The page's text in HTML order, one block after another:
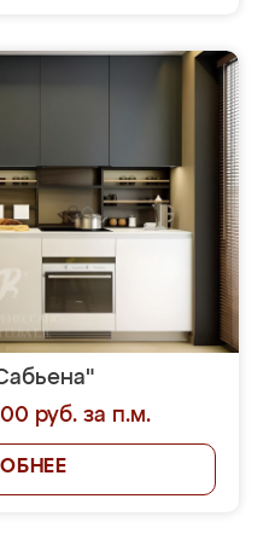
руб. за п.м.